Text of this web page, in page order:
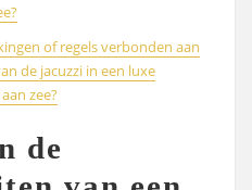
of regels verbonden aan
de jacuzzi in een luxe
zee?
de